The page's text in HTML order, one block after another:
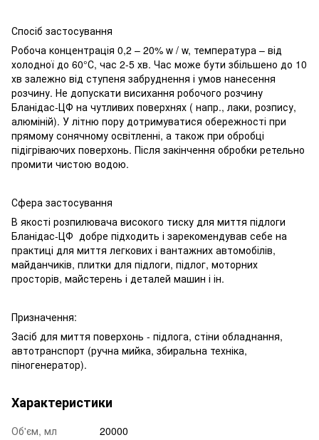
Спосіб застосування
Робоча концентрація 0,2 – 20% w / w, температура – від
холодної до 60°С, час 2-5 хв. Час може бути збільшено до 10
хв залежно від ступеня забруднення і умов нанесення
розчину. Не допускати висихання робочого розчину
Бланідас-ЦФ на чутливих поверхнях ( напр., лаки, розпису,
алюміній). У літню пору дотримуватися обережності при
прямому сонячному освітленні, а також при обробці
підігріваючих поверхонь. Після закінчення обробки ретельно
промити чистою водою.
Сфера застосування
В якості розпилювача високого тиску для миття підлоги
Бланідас-ЦФ добре підходить і зарекомендував себе на
практиці для миття легкових і вантажних автомобілів,
майданчиків, плитки для підлоги, підлог, моторних
просторів, майстерень і деталей машин і ін.
Призначення:
Засіб для миття поверхонь - підлога, стіни обладнання,
автотранспорт (ручна мийка, збиральна техніка,
піногенератор).
Характеристики
Об'єм, мл 20000